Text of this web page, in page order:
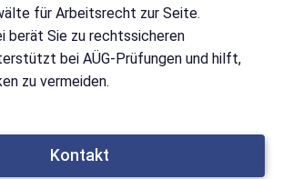
für Arbeitsrecht zur Seite.
berät Sie zu rechtssicheren
bei AÜG-Prüfungen und hilft,
zu vermeiden.
Kontakt